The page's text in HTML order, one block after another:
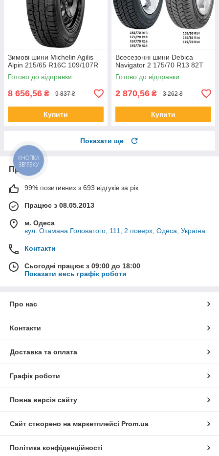
Зимові шини Michelin Agilis
Alpin 215/65 R16C 109/107R
Готово до відправки
8 656,56 ₴ 9 837 ₴
Купити
Всесезонні шини Debica
Navigator 2 175/70 R13 82T
Готово до відправки
2 870,56 ₴ 3 262 ₴
Купити
Показати ще
Про нас
99% позитивних з 693 відгуків за рік
Працює з 08.05.2013
м. Одеса
вул. Отамана Головатого, 111, 2 поверх, Одеса, Україна
Контакти
Сьогодні працює з 09:00 до 18:00
Показати весь графік роботи
Про нас
Контакти
Доставка та оплата
Графік роботи
Повна версія сайту
Сайт створено на маркетплейсі Prom.ua
Політика конфіденційності
КНОПКА
ЗВ'ЯЗКУ